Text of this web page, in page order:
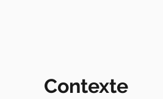
Contexte